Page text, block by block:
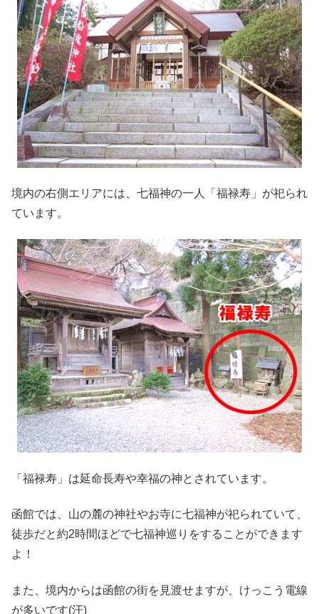
境内の右側エリアには、七福神の一人「福禄寿」が祀られ
ています。
「福禄寿」は延命長寿や幸福の神とされています。
函館では、山の麓の神社やお寺に七福神が祀られていて、
徒歩だと約2時間ほどで七福神巡りをすることができます
よ！
また、境内からは函館の街を見渡せますが、けっこう電線
が多いです(汗)